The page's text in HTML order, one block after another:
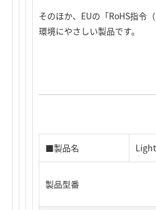
そのほか、EUの「RoHS指令
環境にやさしい製品です。
■製品名
製品型番